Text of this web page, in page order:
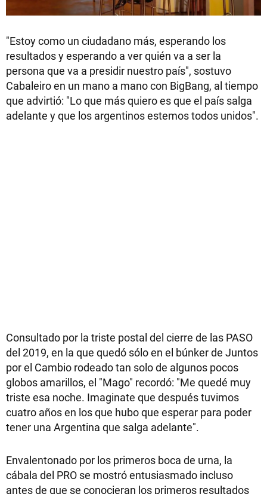
"Estoy como un ciudadano más, esperando los
resultados y esperando a ver quién va a ser la
persona que va a presidir nuestro país", sostuvo
Cabaleiro en un mano a mano con BigBang, al tiempo
que advirtió: "Lo que más quiero es que el país salga
adelante y que los argentinos estemos todos unidos".
Consultado por la triste postal del cierre de las PASO
del 2019, en la que quedó sólo en el búnker de Juntos
por el Cambio rodeado tan solo de algunos pocos
globos amarillos, el "Mago" recordó: "Me quedé muy
triste esa noche. Imaginate que después tuvimos
cuatro años en los que hubo que esperar para poder
tener una Argentina que salga adelante".
Envalentonado por los primeros boca de urna, la
cábala del PRO se mostró entusiasmado incluso
antes de que se conocieran los primeros resultados